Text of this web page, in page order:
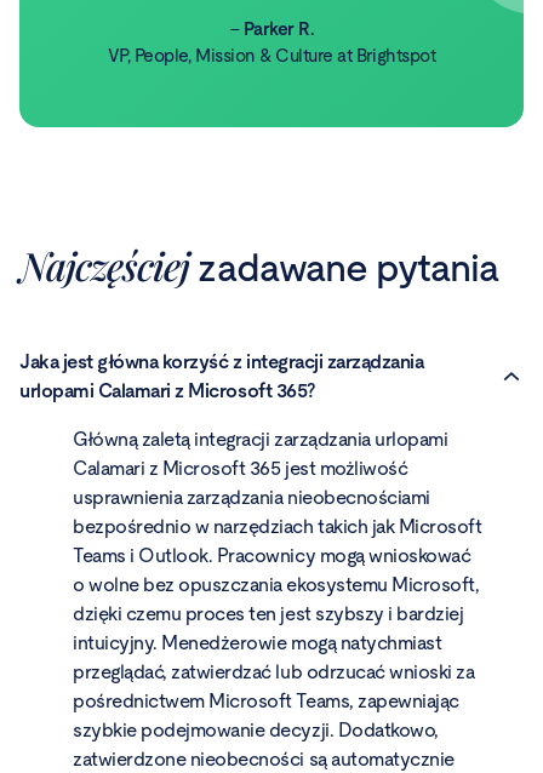
– Parker R.
VP, People, Mission & Culture at Brightspot
Najczęściejzadawane pytania
Jaka jest główna korzyść z integracji zarządzania
urlopami Calamari z Microsoft 365?
Główną zaletą integracji zarządzania urlopami
Calamari z Microsoft 365 jest możliwość
usprawnienia zarządzania nieobecnościami
bezpośrednio w narzędziach takich jak Microsoft
Teams i Outlook. Pracownicy mogą wnioskować
o wolne bez opuszczania ekosystemu Microsoft,
dzięki czemu proces ten jest szybszy i bardziej
intuicyjny. Menedżerowie mogą natychmiast
przeglądać, zatwierdzać lub odrzucać wnioski za
pośrednictwem Microsoft Teams, zapewniając
szybkie podejmowanie decyzji. Dodatkowo,
zatwierdzone nieobecności są automatycznie